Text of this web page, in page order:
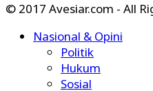
© 2017 Avesiar.com - All
Nasional & Opini
Politik
Hukum
Sosial